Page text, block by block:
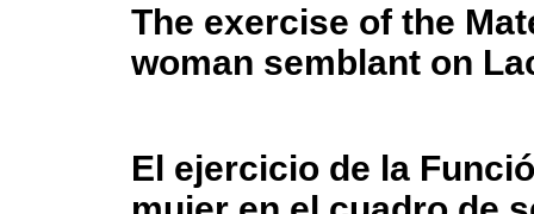
The exercise of the
woman semblant on
El ejercicio de la